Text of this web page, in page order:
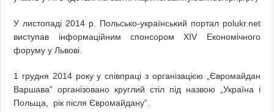
У листопаді 2014 р. Польсько-український портал polukr.net
виступав інформаційним спонсором XIV Економічного
форуму у Львові.
1 грудня 2014 року у співпраці з організацією „Євромайдан
Варшава” організовано круглий стіл під назвою „Україна і
Польща, рік після Євромайдану”.